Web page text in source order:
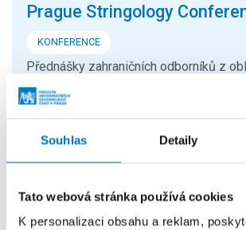
Souhlas Detaily
Tato webová stránka používá cookies
K personalizaci obsahu a reklam,
Prague Stringology
KONFERENCE
Přednášky zahraničních odborníků z
stringologie a dalších příbuzných
přijít poslechnout na mezinárodní...
26. 8. – 27. 8. 2026
KONFERENCE